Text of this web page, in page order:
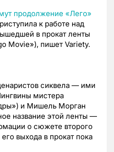
к работе над
в прокат ленты
Movie»), пишет Variety.
сиквела — ими
мистера
и Мишель Морган
название этой ленты —
о сюжете второго
выхода в прокат пока